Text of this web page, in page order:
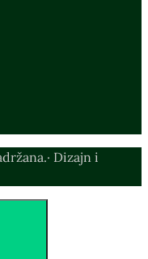
Dizajn i